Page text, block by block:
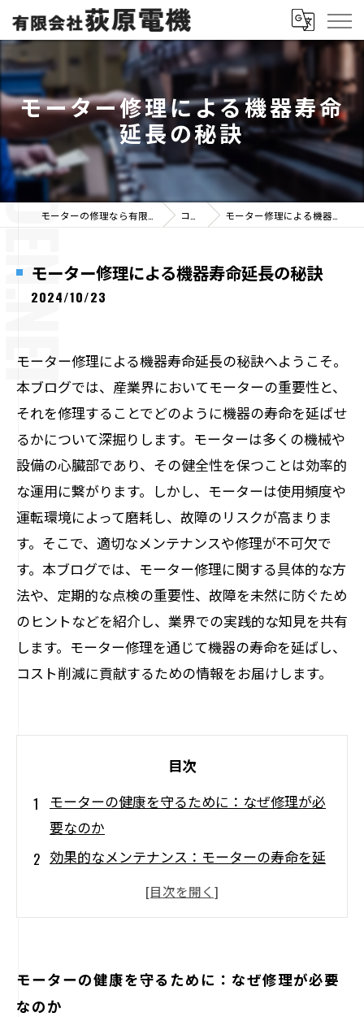
モーター修理による機器寿命
延長の秘訣
コラム モーター修理による機器寿命延長の秘訣
モーター修理による機器寿命延長の秘訣
2024/10/23
モーター修理による機器寿命延長の秘訣へようこそ。
本ブログでは、産業界においてモーターの重要性と、
それを修理することでどのように機器の寿命を延ばせ
るかについて深掘りします。モーターは多くの機械や
設備の心臓部であり、その健全性を保つことは効率的
な運用に繋がります。しかし、モーターは使用頻度や
運転環境によって磨耗し、故障のリスクが高まりま
す。そこで、適切なメンテナンスや修理が不可欠で
す。本ブログでは、モーター修理に関する具体的な方
法や、定期的な点検の重要性、故障を未然に防ぐため
のヒントなどを紹介し、業界での実践的な知見を共有
します。モーター修理を通じて機器の寿命を延ばし、
コスト削減に貢献するための情報をお届けします。
目次
モーターの健康を守るために：なぜ修理が必
要なのか
効果的なメンテナンス：モーターの寿命を延
修理を怠ると起こること：致命的な故障のリ
コスト削減の味方：モーター修理がもたらす
モーターの健康を守るために：なぜ修理が必要
なのか